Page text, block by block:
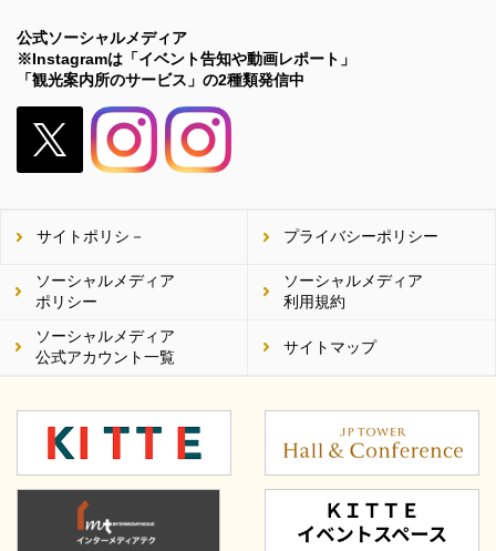
公式ソーシャルメディア
※Instagramは「イベント告知や動画レポート」
「観光案内所のサービス」の2種類発信中
サイトポリシ－
プライバシーポリシー
ソーシャルメディア
ポリシー
ソーシャルメディア
利用規約
ソーシャルメディア
公式アカウント一覧
サイトマップ